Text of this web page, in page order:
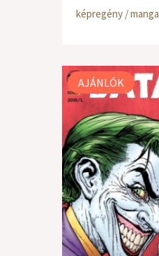
képregény / manga
AJÁNLÓK